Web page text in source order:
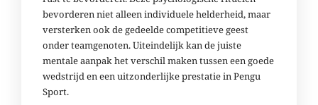
bevorderen niet alleen individuele helderheid, maar
versterken ook de gedeelde competitieve geest
onder teamgenoten. Uiteindelijk kan de juiste
mentale aanpak het verschil maken tussen een goede
wedstrijd en een uitzonderlijke prestatie in Pengu
Sport.